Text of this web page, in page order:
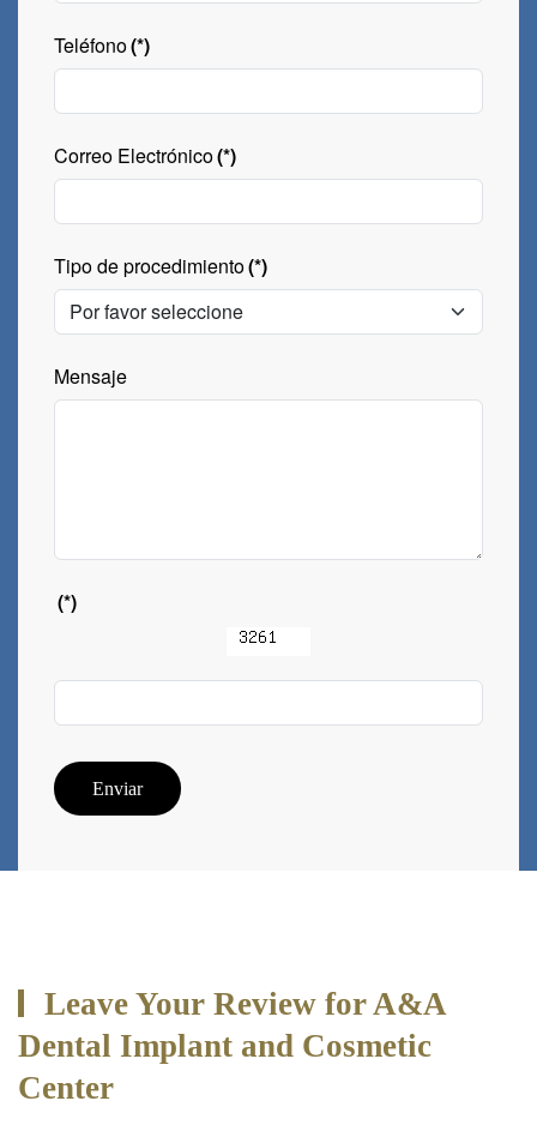
Teléfono(*)
Correo Electrónico(*)
Tipo de procedimiento(*)
Mensaje
(*)
Enviar
Leave Your Review for A&A
Dental Implant and Cosmetic
Center